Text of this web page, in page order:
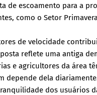
de escoamento para a
como o Setor
de velocidade
reflete uma antiga
e agricultores da área
dela
dos usuários